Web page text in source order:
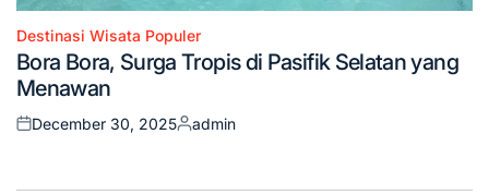
Posted
in
Destinasi Wisata Populer
Bora Bora, Surga Tropis di Pasifik Selatan yang
Menawan
Posted
December 30, 2025
Posted
admin